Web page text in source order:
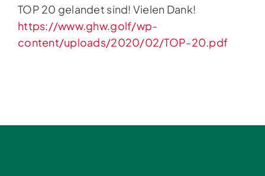
TOP 20 gelandet sind! Vielen Dank!
https://www.ghw.golf/wp-
content/uploads/2020/02/TOP-20.pdf